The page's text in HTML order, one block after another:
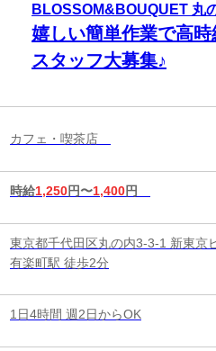
BLOSSOM&BOUQUET 丸
嬉しい簡単作業で高
スタッフ大募集♪
カフェ・喫茶店
時給1,250円〜1,400円
東京都千代田区丸の内3-3-1 新東京
有楽町駅 徒歩2分
1日4時間 週2日からOK